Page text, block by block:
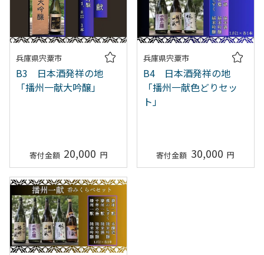
兵庫県宍粟市
B3 日本酒発祥の地
「播州一献大吟醸」
20,000
兵庫県宍粟市
B4 日本酒発祥の地
「播州一献色どりセッ
ト」
30,000